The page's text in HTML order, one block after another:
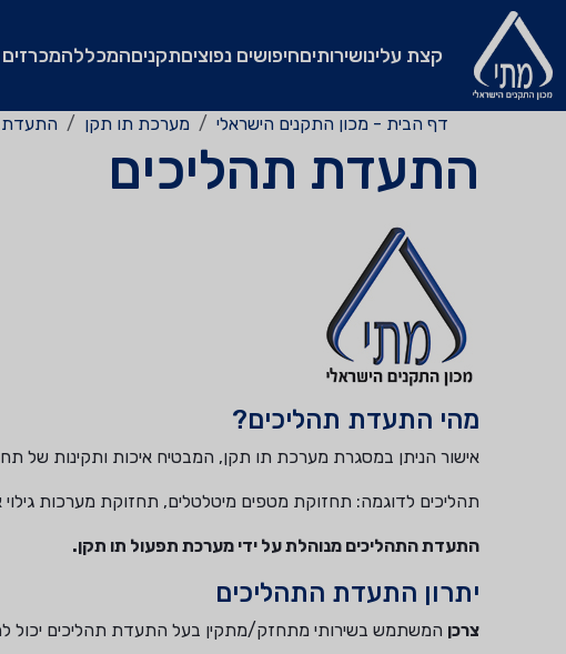
קצת עלינושירותיםחיפושים נפוציםתקניםהמכללהמכרזים
דף הבית - מכון התקנים הישראלי מערכת תו תקן התעדת
התעדת תהליכים
מהי התעדת תהליכים?
אישור הניתן במסגרת מערכת תו תקן, המבטיח איכות ותקינות של
תהליכים לדוגמה: תחזוקת מטפים מיטלטלים, תחזוקת מערכות
התעדת התהליכים מנוהלת על ידי מערכת תפעול תו תקן.
יתרון התעדת התהליכים
צרכן המשתמש בשירותי מתחזק/מתקין בעל התעדת תהליכים יכול